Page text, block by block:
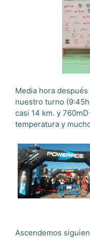
Media hora
nuestro turno
casi 14 km. y
temperatura y
Ascendemos